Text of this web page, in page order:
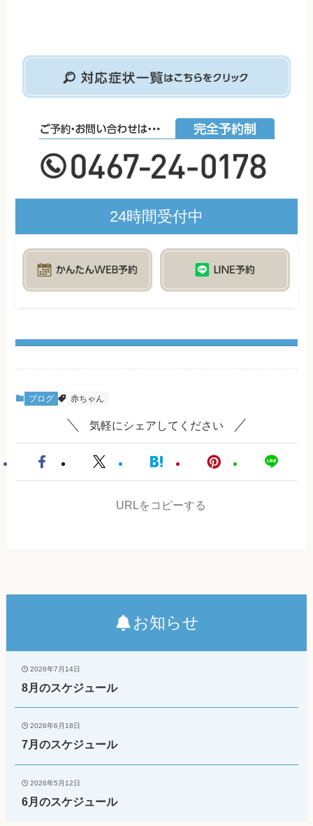
24時間受付中
ブログ 赤ちゃん
気軽にシェアしてください
URLをコピーする
お知らせ
2026年7月14日
8月のスケジュール
2026年6月18日
7月のスケジュール
2026年5月12日
6月のスケジュール